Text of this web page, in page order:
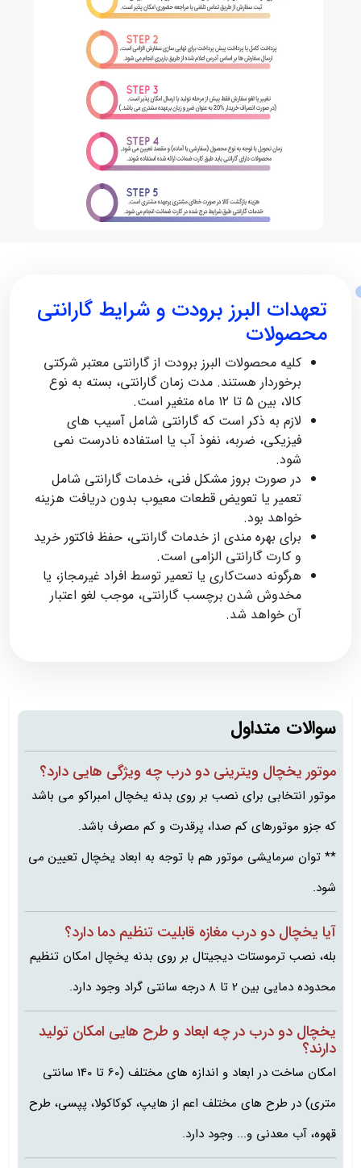
تعهدات البرز برودت و شرایط گارانتی
محصولات
کلیه محصولات البرز برودت از گارانتی معتبر شرکتی
برخوردار هستند. مدت‌ زمان گارانتی، بسته به نوع
کالا، بین ۵ تا ۱۲ ماه متغیر است.
لازم به ذکر است که گارانتی شامل آسیب‌ های
فیزیکی، ضربه، نفوذ آب یا استفاده نادرست نمی‌
شود.
در صورت بروز مشکل فنی، خدمات گارانتی شامل
تعمیر یا تعویض قطعات معیوب بدون دریافت هزینه
خواهد بود.
برای بهره‌ مندی از خدمات گارانتی، حفظ فاکتور خرید
و کارت گارانتی الزامی است.
هرگونه دست‌کاری یا تعمیر توسط افراد غیرمجاز، یا
مخدوش‌ شدن برچسب گارانتی، موجب لغو اعتبار
آن خواهد شد.
سوالات متداول
موتور یخچال ویترینی دو درب چه ویژگی‌ هایی دارد؟
موتور انتخابی برای نصب بر روی بدنه یخچال امبراکو می باشد
که جزو موتورهای کم‌ صدا، پرقدرت و کم‌ مصرف باشد.
** توان سرمایشی موتور هم با توجه به ابعاد یخچال تعیین می
شود.
آیا یخچال دو درب مغازه قابلیت تنظیم دما دارد؟
بله، نصب ترموستات دیجیتال بر روی بدنه یخچال امکان تنظیم
محدوده دمایی بین 2 تا 8 درجه سانتی گراد وجود دارد.
یخچال دو درب در چه ابعاد و طرح هایی امکان تولید
دارند؟
امکان ساخت در ابعاد و اندازه های مختلف (60 تا 140 سانتی
متری) در طرح های مختلف اعم از هایپ، کوکاکولا، پپسی، طرح
قهوه، آب معدنی و... وجود دارد.